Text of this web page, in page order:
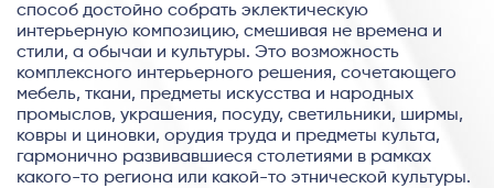
способ достойно собрать эклектическую
интерьерную композицию, смешивая не времена и
стили, а обычаи и культуры. Это возможность
комплексного интерьерного решения, сочетающего
мебель, ткани, предметы искусства и народных
промыслов, украшения, посуду, светильники, ширмы,
ковры и циновки, орудия труда и предметы культа,
гармонично развивавшиеся столетиями в рамках
какого-то региона или какой-то этнической культуры.